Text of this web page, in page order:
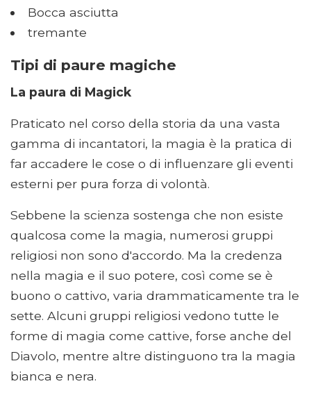
Bocca asciutta
tremante
Tipi di paure magiche
La paura di Magick
Praticato nel corso della storia da una vasta
gamma di incantatori, la magia è la pratica di
far accadere le cose o di influenzare gli eventi
esterni per pura forza di volontà.
Sebbene la scienza sostenga che non esiste
qualcosa come la magia, numerosi gruppi
religiosi non sono d'accordo. Ma la credenza
nella magia e il suo potere, così come se è
buono o cattivo, varia drammaticamente tra le
sette. Alcuni gruppi religiosi vedono tutte le
forme di magia come cattive, forse anche del
Diavolo, mentre altre distinguono tra la magia
bianca e nera.